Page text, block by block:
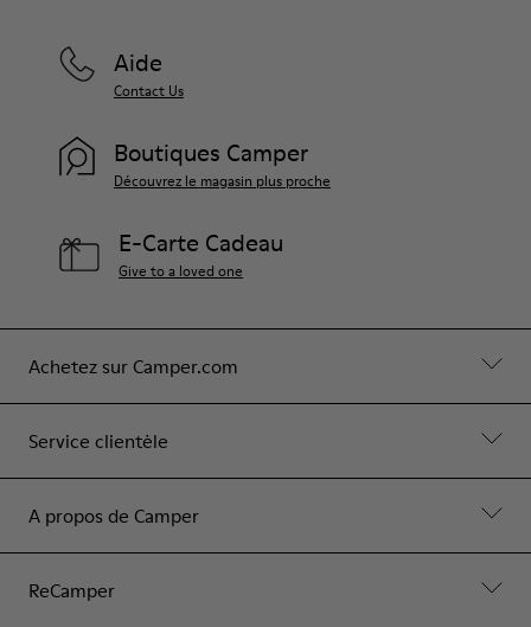
Achetez sur Camper.com
Service clientèle
A propos de Camper
ReCamper
Aide
Contact Us
Boutiques Camper
Découvrez le magasin plus proche
E-Carte Cadeau
Give to a loved one